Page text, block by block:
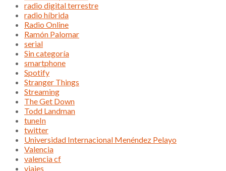
radio digital terrestre
radio híbrida
Radio Online
Ramón Palomar
serial
Sin categoría
smartphone
Spotify
Stranger Things
Streaming
The Get Down
Todd Landman
tuneIn
twitter
Universidad Internacional Menéndez Pelayo
Valencia
valencia cf
viajes